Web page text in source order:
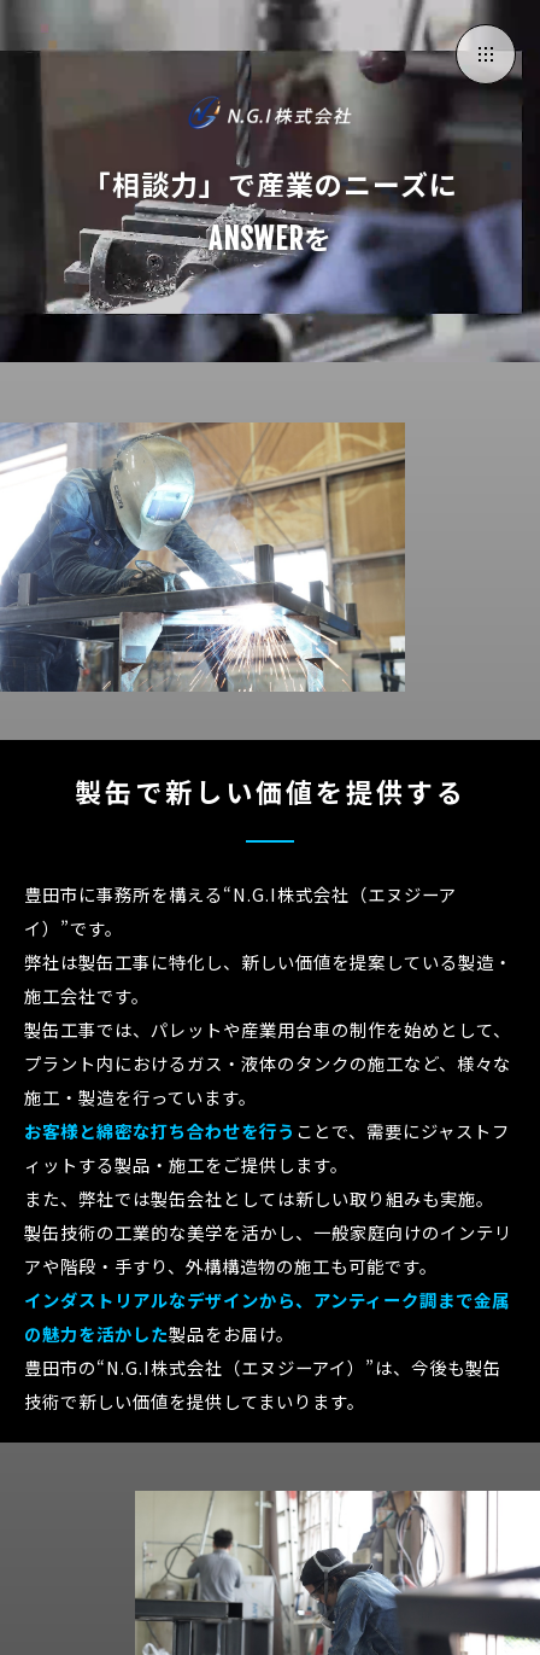
「相談力」で産業のニーズに
ANSWERを
製缶で新しい価値を提供する
豊田市に事務所を構える“N.G.I株式会社（エヌジーア
イ）”です。
弊社は製缶工事に特化し、新しい価値を提案している製造・
施工会社です。
製缶工事では、パレットや産業用台車の制作を始めとして、
プラント内におけるガス・液体のタンクの施工など、様々な
施工・製造を行っています。
お客様と綿密な打ち合わせを行う ことで、需要にジャストフ
ィットする製品・施工をご提供します。
また、弊社では製缶会社としては新しい取り組みも実施。
製缶技術の工業的な美学を活かし、一般家庭向けのインテリ
アや階段・手すり、外構構造物の施工も可能です。
インダストリアルなデザインから、アンティーク調まで金属
の魅力を活かした製品をお届け。
豊田市の“N.G.I株式会社（エヌジーアイ）”は、今後も製缶
技術で新しい価値を提供してまいります。